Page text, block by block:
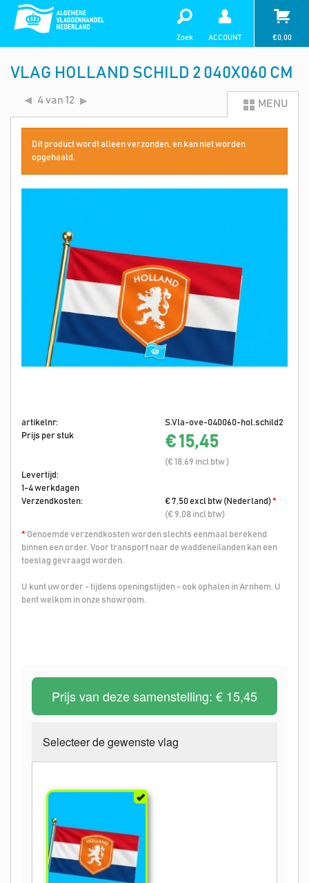
Zoek ACCOUNT €0,00
VLAG HOLLAND SCHILD 2 040X060 CM
4 van 12 MENU
Dit product wordt alleen verzonden, en kan niet worden
opgehaald.
artikelnr:
S.Vla-ove-040060-hol.schild2
Prijs per stuk
€ 15,45
(€ 18,69 incl btw )
Levertijd:
1-4 werkdagen
Verzendkosten:
€ 7,50 excl btw (Nederland)*
(€ 9,08 incl btw)
* Genoemde verzendkosten worden slechts eenmaal berekend
binnen een order. Voor transport naar de waddeneilanden kan een
toeslag gevraagd worden.
U kunt uw order - tijdens openingstijden - ook ophalen in Arnhem. U
bent welkom in onze showroom.
Prijs van deze samenstelling: € 15,45
Selecteer de gewenste vlag